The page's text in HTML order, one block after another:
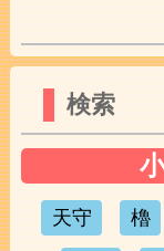
検索
天守 櫓